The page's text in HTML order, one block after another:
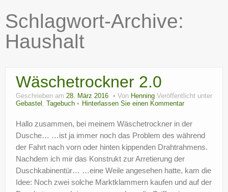
Reiseberichte
Unterwegs
Freizeit
Wohnmobil-Technik
?
Schlagwort-Archive:
Haushalt
Wäschetrockner 2.0
Geschrieben am 28. März 2016 Von Henning Veröffentlicht unter
Gebastel , Tagebuch Hinterlassen Sie einen Kommentar
Hallo zusammen, bei meinem Wäschetrockner in der
Dusche… …ist ja immer noch das Problem des während
der Fahrt nach vorn oder hinten kippenden Drahtrahmens.
Nachdem ich mir das Konstrukt zur Arretierung der
Duschkabinentür… …eine Weile angesehen hatte, kam die
Idee: Noch zwei solche Marktklammern kaufen und auf der